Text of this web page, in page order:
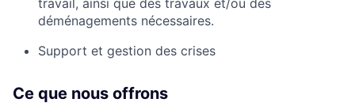
travail, ainsi que des travaux et/ou des
déménagements nécessaires.
Support et gestion des crises
Ce que nous offrons